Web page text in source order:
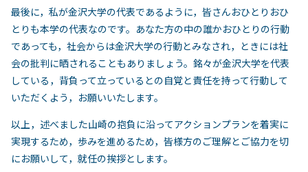
最後に，私が金沢大学の代表であるように，皆さんおひとりおひ
とりも本学の代表なのです。あなた方の中の誰かおひとりの行動
であっても，社会からは金沢大学の行動とみなされ，ときには社
会の批判に晒されることもありましょう。銘々が金沢大学を代表
している，背負って立っているとの自覚と責任を持って行動して
いただくよう，お願いいたします。
以上，述べました山崎の抱負に沿ってアクションプランを着実に
実現するため，歩みを進めるため，皆様方のご理解とご協力を切
にお願いして，就任の挨拶とします。